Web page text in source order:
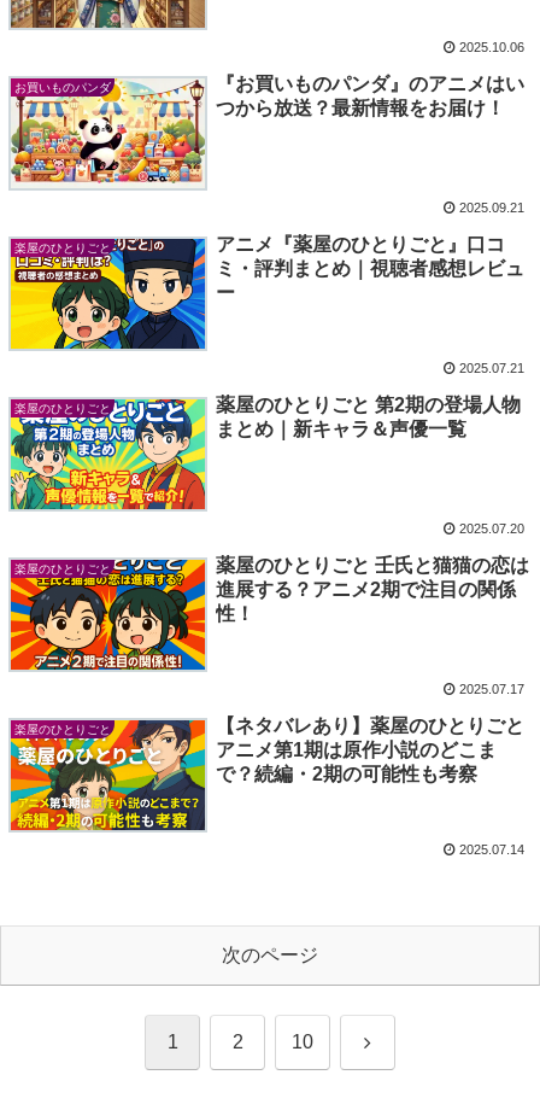
2025.10.06
お買いものパンダ
『お買いものパンダ』のアニメはい
つから放送？最新情報をお届け！
2025.09.21
楽屋のひとりごと
アニメ『薬屋のひとりごと』口コ
ミ・評判まとめ｜視聴者感想レビュ
ー
2025.07.21
楽屋のひとりごと
薬屋のひとりごと 第2期の登場人物
まとめ｜新キャラ＆声優一覧
2025.07.20
楽屋のひとりごと
薬屋のひとりごと 壬氏と猫猫の恋は
進展する？アニメ2期で注目の関係
性！
2025.07.17
楽屋のひとりごと
【ネタバレあり】薬屋のひとりごと
アニメ第1期は原作小説のどこま
で？続編・2期の可能性も考察
2025.07.14
次のページ
1 2 10 次